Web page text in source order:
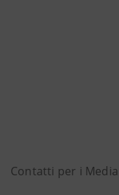
Contatti per i Media